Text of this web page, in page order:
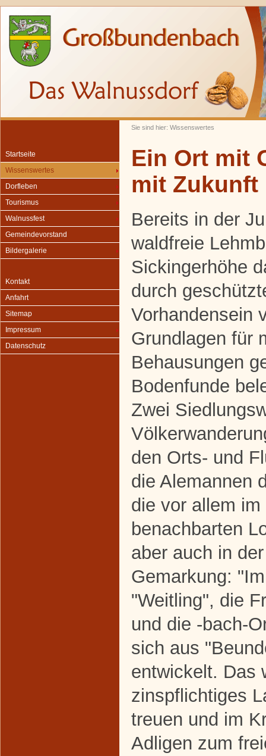
Sie sind hier: Wissenswertes
Startseite
Wissenswertes
Dorfleben
Tourismus
Walnussfest
Gemeindevorstand
Bildergalerie
Kontakt
Anfahrt
Sitemap
Impressum
Datenschutz
Ein Ort mit
mit Zukunft
Bereits in der
waldfreie
Sickingerhöhe
durch
Vorhandensein
Grundlagen für
Behausungen
Bodenfunde
Zwei
den Orts- und
die Alemannen
die vor allem
benachbarten
aber auch in
Gemarkung:
"Weitling", die
und die -bach-
sich aus
entwickelt. Das
zinspflichtiges
treuen und im
Adligen zum